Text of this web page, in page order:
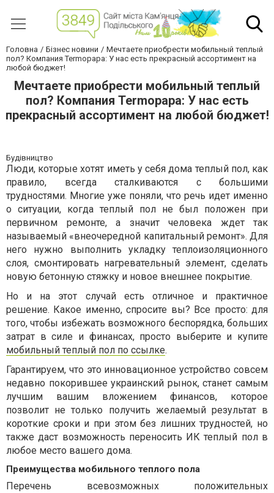
Головна Бізнес новини
Мечтаете приобрести мобильный теплый
пол? Компания Termopapa: У нас есть прекрасный ассортимент на
любой бюджет!
Мечтаете приобрести мобильный теплый
пол? Компания Termopapa: У нас есть
прекрасный ассортимент на любой бюджет!
Будівництво
Люди, которые хотят иметь у себя дома теплый пол, как
правило, всегда сталкиваются с большими
трудностями. Многие уже поняли, что речь идет именно
о ситуации, когда теплый пол не был положен при
первичном ремонте, а значит человека ждет так
называемый «внеочередной капитальный ремонт». Для
него нужно выполнить укладку теплоизоляционного
слоя, смонтировать нагревательный элемент, сделать
новую бетонную стяжку и новое внешнее покрытие.
Но и на этот случай есть отличное и практичное
решение. Какое именно, спросите вы? Все просто: для
того, чтобы избежать возможного беспорядка, больших
затрат в силе и финансах, просто выберите и купите
мобильный теплый пол по ссылке.
Гарантируем, что это инновационное устройство совсем
недавно покорившее украинский рынок, станет самым
лучшим вашим вложением финансов, которое
позволит не только получить желаемый результат в
короткие сроки и при этом без лишних трудностей, но
также даст возможность переносить ИК теплый пол в
любое место вашего дома.
Преимущества мобильного теплого пола
Перечень всевозможных положительных